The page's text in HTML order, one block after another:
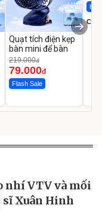
Quạt tích điện kẹp
bàn mini để bàn
219.000đ
79.000đ
Flash Sale
Hot
nhí VTV và mối
Xuân Hinh